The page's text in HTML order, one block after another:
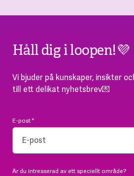
Håll dig i loopen!💜
Vi bjuder på kunskaper, insikter
till ett delikat nyhetsbrev💌
E-post*
Är du intresserad av ett speciellt område?